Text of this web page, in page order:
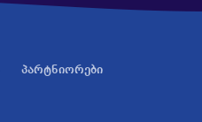
პარტნიორები